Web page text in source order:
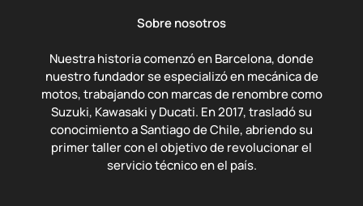
Sobre nosotros
Nuestra historia comenzó en Barcelona, donde
nuestro fundador se especializó en mecánica de
motos, trabajando con marcas de renombre como
Suzuki, Kawasaki y Ducati. En 2017, trasladó su
conocimiento a Santiago de Chile, abriendo su
primer taller con el objetivo de revolucionar el
servicio técnico en el país.